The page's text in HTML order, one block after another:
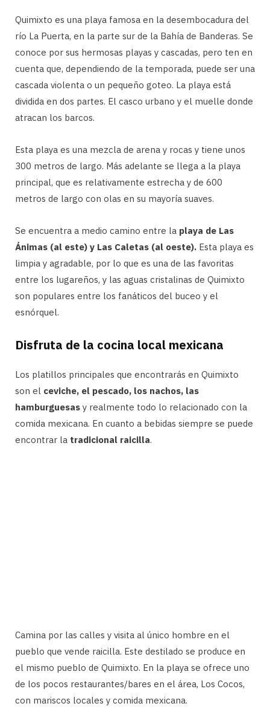
Quimixto es una playa famosa en la desembocadura del
río La Puerta, en la parte sur de la Bahía de Banderas. Se
conoce por sus hermosas playas y cascadas, pero ten en
cuenta que, dependiendo de la temporada, puede ser una
cascada violenta o un pequeño goteo. La playa está
dividida en dos partes. El casco urbano y el muelle donde
atracan los barcos.
Esta playa es una mezcla de arena y rocas y tiene unos
300 metros de largo. Más adelante se llega a la playa
principal, que es relativamente estrecha y de 600
metros de largo con olas en su mayoría suaves.
Se encuentra a medio camino entre la playa de Las
Ánimas (al este) y Las Caletas (al oeste). Esta playa es
limpia y agradable, por lo que es una de las favoritas
entre los lugareños, y las aguas cristalinas de Quimixto
son populares entre los fanáticos del buceo y el
esnórquel.
Disfruta de la cocina local mexicana
Los platillos principales que encontrarás en Quimixto
son el ceviche, el pescado, los nachos, las
hamburguesas y realmente todo lo relacionado con la
comida mexicana. En cuanto a bebidas siempre se puede
encontrar la tradicional raicilla.
Camina por las calles y visita al único hombre en el
pueblo que vende raicilla. Este destilado se produce en
el mismo pueblo de Quimixto. En la playa se ofrece uno
de los pocos restaurantes/bares en el área, Los Cocos,
con mariscos locales y comida mexicana.